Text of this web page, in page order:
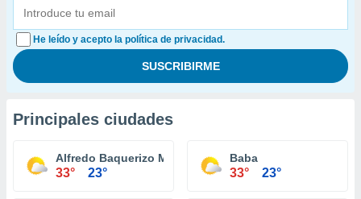
He leído y acepto la política de privacidad.
Principales ciudades
Alfredo Baquerizo Moreno
33° 23°
Baba
33° 23°